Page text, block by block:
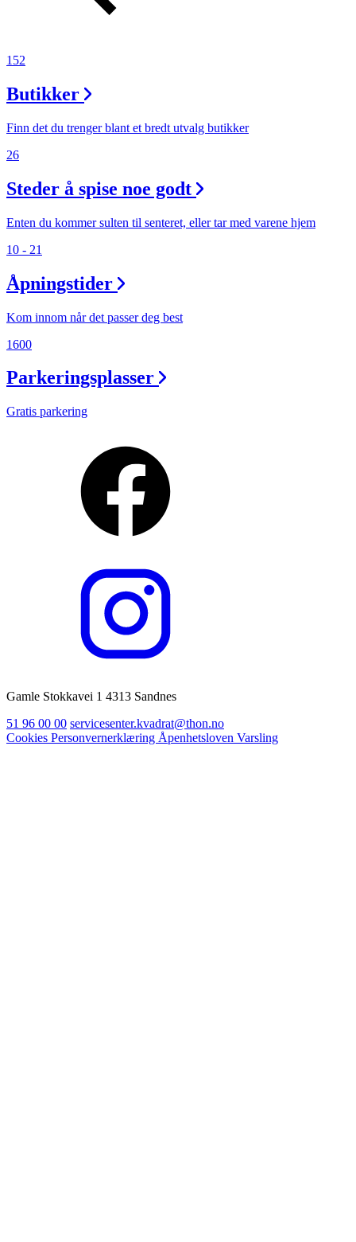
152
Butikker
Finn det du trenger blant et bredt utvalg butikker
26
Steder å spise noe godt
Enten du kommer sulten til senteret, eller tar med varene hjem
10 - 21
Åpningstider
Kom innom når det passer deg best
1600
Parkeringsplasser
Gratis parkering
Gamle Stokkavei 1 4313 Sandnes
51 96 00 00 servicesenter.kvadrat@thon.no
Cookies Personvernerklæring Åpenhetsloven Varsling